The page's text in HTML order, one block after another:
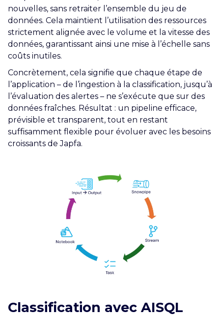
nouvelles, sans retraiter l’ensemble du jeu de
données. Cela maintient l’utilisation des ressources
strictement alignée avec le volume et la vitesse des
données, garantissant ainsi une mise à l’échelle sans
coûts inutiles.
Concrètement, cela signifie que chaque étape de
l’application – de l’ingestion à la classification, jusqu’à
l’évaluation des alertes – ne s’exécute que sur des
données fraîches. Résultat : un pipeline efficace,
prévisible et transparent, tout en restant
suffisamment flexible pour évoluer avec les besoins
croissants de Japfa.
Classification avec AISQL